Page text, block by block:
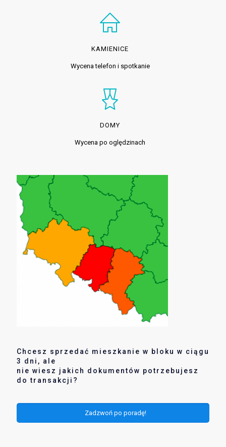
KAMIENICE
Wycena telefon i spotkanie
DOMY
Wycena po oględzinach
Chcesz sprzedać mieszkanie w bloku w ciągu
3 dni, ale
nie wiesz jakich dokumentów potrzebujesz
do transakcji?
Zadzwoń po poradę!